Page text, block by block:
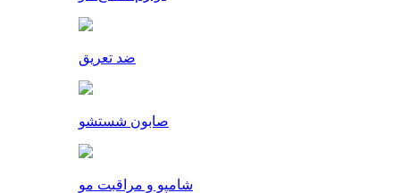
ضد تعریق
صابون شستشو
شامپو و مراقبت مو